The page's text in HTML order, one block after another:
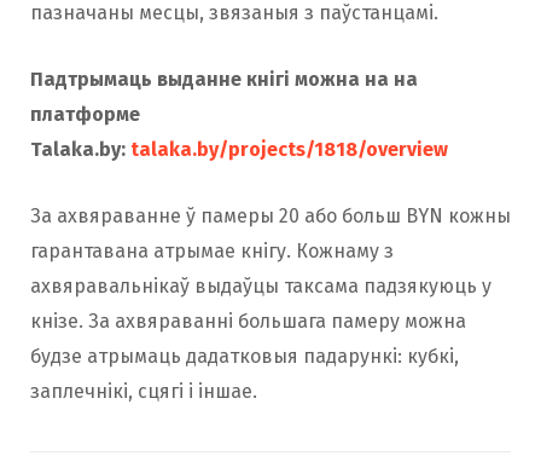
пазначаны месцы, звязаныя з паўстанцамі.
Падтрымаць выданне кнігі можна на на
платформе
Talaka.by: talaka.by/projects/1818/overview
За ахвяраванне ў памеры 20 або больш BYN кожны
гарантавана атрымае кнігу. Кожнаму з
ахвяравальнікаў выдаўцы таксама падзякуюць у
кнізе. За ахвяраванні большага памеру можна
будзе атрымаць дадатковыя падарункі: кубкі,
заплечнікі, сцягі і іншае.